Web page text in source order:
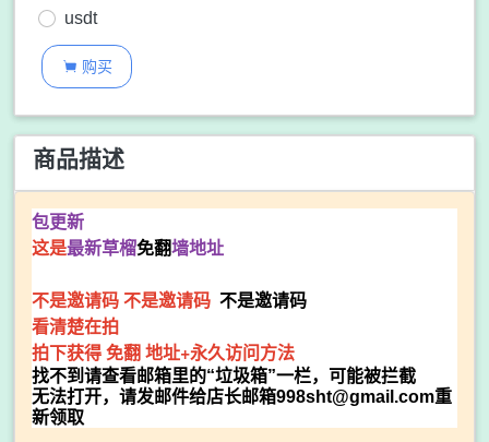
usdt
 购买
商品描述
包更新
这是最新草榴免翻墙地址
不是邀请码不是邀请码 不是邀请码
看清楚在拍
拍下获得 免翻 地址+永久访问方法
找不到请查看邮箱里的“垃圾箱”一栏，可能被拦截
无法打开， 请发邮件给店长邮箱998sht@gmail.com重
新领取